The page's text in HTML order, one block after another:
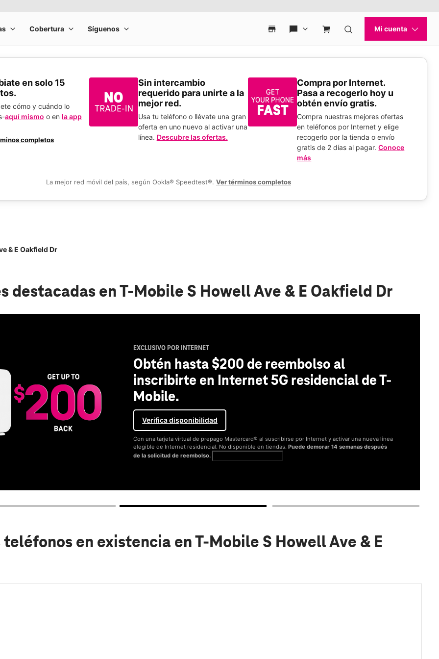
en solo 15
cómo y cuándo lo
aquí mismo o en la app
completos
Sin intercambio
requerido para unirte a la
mejor red.
Usa tu teléfono o llévate una gran
oferta en uno nuevo al activar una
línea. Descubre las ofertas.
Compra por Internet.
Pasa a recogerlo hoy u
obtén envío gratis.
Compra nuestras mejores ofertas
en teléfonos por Internet y elige
recogerlo por la tienda o envío
gratis de 2 días al pagar.Conoce
más
La mejor red móvil del país, según Ookla® Speedtest®. Ver términos completos
& E Oakfield Dr
destacadas en T-Mobile S Howell Ave & E Oakfield Dr
EXCLUSIVO POR INTERNET
Obtén hasta $200 de reembolso al
inscribirte en Internet 5G residencial de T-
Mobile.
Verifica disponibilidad
Con una tarjeta virtual de prepago Mastercard® al suscribirse por Internet y activar una nueva línea
elegible de Internet residencial. No disponible en tiendas.Puede demorar 14 semanas después
de la solicitud de reembolso.
teléfonos en existencia en T-Mobile S Howell Ave & E